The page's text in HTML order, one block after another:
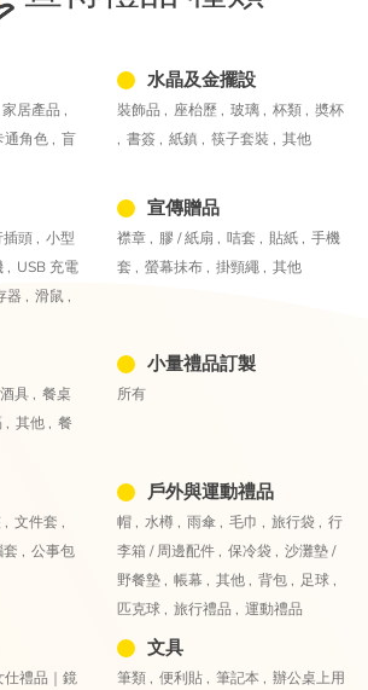
家居產品 ,
通角色 , 盲
水晶及金擺設
裝飾品 , 座枱歷 , 玻璃 , 杯類 , 奬杯
, 書簽 , 紙鎮 , 筷子套裝 , 其他
頭 , 小型
, USB 充電
器 , 滑鼠 ,
宣傳贈品
襟章 , 膠 / 紙扇 , 咭套 , 貼紙 , 手機
套 , 螢幕抺布 , 掛頸繩 , 其他
酒具 , 餐桌
, 其他 , 餐
小量禮品訂製
所有
, 文件套 ,
, 公事包
戶外與運動禮品
帽 , 水樽 , 雨傘 , 毛巾 , 旅行袋 , 行
李箱 / 周邊配件 , 保冷袋 , 沙灘墊 /
野餐墊 , 帳幕 , 其他 , 背包 , 足球 ,
匹克球 , 旅行禮品 , 運動禮品
仕禮品｜鏡
文具
筆類 , 便利貼 , 筆記本 , 辦公桌上用